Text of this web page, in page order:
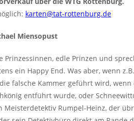
karten@tat-rottenburg.de
Miensopust
edle Prinzen und
ein Happy End. Was aber, wenn
falsche Kammer geführt wird, wenn
entführt wurde, oder
Meisterdetektiv Rumpel-Heinz, der